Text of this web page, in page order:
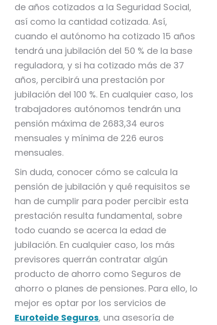
de años cotizados a la Seguridad Social,
así como la cantidad cotizada. Así,
cuando el autónomo ha cotizado 15 años
tendrá una jubilación del 50 % de la base
reguladora, y si ha cotizado más de 37
años, percibirá una prestación por
jubilación del 100 %. En cualquier caso, los
trabajadores autónomos tendrán una
pensión máxima de 2683,34 euros
mensuales y mínima de 226 euros
mensuales.
Sin duda, conocer cómo se calcula la
pensión de jubilación y qué requisitos se
han de cumplir para poder percibir esta
prestación resulta fundamental, sobre
todo cuando se acerca la edad de
jubilación. En cualquier caso, los más
previsores querrán contratar algún
producto de ahorro como Seguros de
ahorro o planes de pensiones. Para ello, lo
mejor es optar por los servicios de
Euroteide Seguros, una asesoría de